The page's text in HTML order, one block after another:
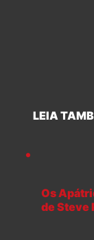
LEIA
Os
de Steve